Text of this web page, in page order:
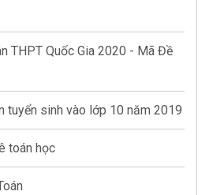
THPT Quốc Gia 2020 - Mã Đề
tuyển sinh vào lớp 10 năm 2019
toán học